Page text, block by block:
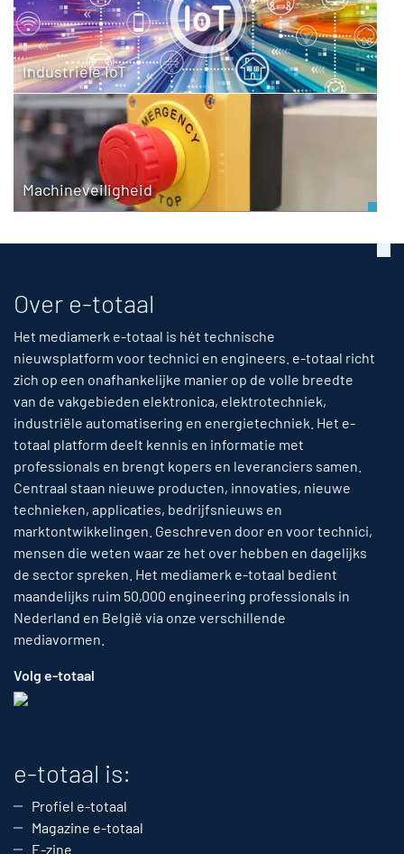
Industriële IoT
Machineveiligheid
Over e-totaal
Het mediamerk e-totaal is hét technische
nieuwsplatform voor technici en engineers. e-totaal richt
zich op een onafhankelijke manier op de volle breedte
van de vakgebieden elektronica, elektrotechniek,
industriële automatisering en energietechniek. Het e-
totaal platform deelt kennis en informatie met
professionals en brengt kopers en leveranciers samen.
Centraal staan nieuwe producten, innovaties, nieuwe
technieken, applicaties, bedrijfsnieuws en
marktontwikkelingen. Geschreven door en voor technici,
mensen die weten waar ze het over hebben en dagelijks
de sector spreken. Het mediamerk e-totaal bedient
maandelijks ruim 50,000 engineering professionals in
Nederland en België via onze verschillende
mediavormen.
Volg e-totaal
e-totaal is:
Profiel e-totaal
Magazine e-totaal
E-zine